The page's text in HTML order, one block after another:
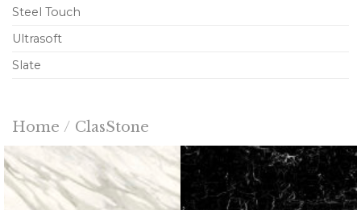
Home / ClasStone
Steel Touch
Ultrasoft
Slate